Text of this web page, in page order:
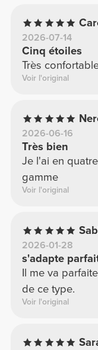
2026-07-14
Cinq étoiles
Très
Voir l'original
2026-06-16
Très bien
Je l'ai en
gamme
Voir l'original
2026-01-28
s'adapte
Il me va
de ce type.
Voir l'original